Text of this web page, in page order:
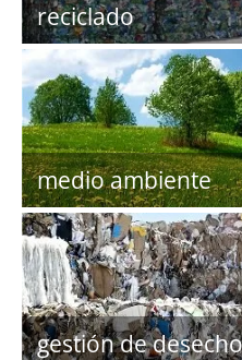
reciclado
medio ambiente
gestión de